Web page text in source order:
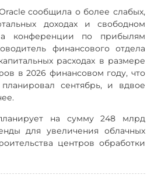
сообщила о более слабых,
доходах и свободном
конференции по прибылям
финансового отдела
расходах в размере
в 2026 финансовом году, что
сентябрь, и вдвое
на сумму 248 млрд
для увеличения облачных
центров обработки